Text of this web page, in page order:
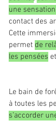
une
contact des
Cette
permet de
les pensées
Le bain de
à toutes les
s’accorder